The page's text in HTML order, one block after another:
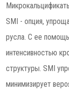
SMI - опция,
русла. С ее
интенсивностью
структуры. SMI
минимизирует